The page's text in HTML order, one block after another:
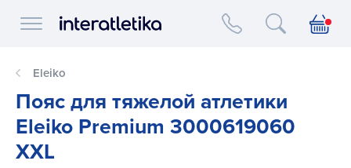
Interatletika logo
Eleiko
Пояс для тяжелой атлетики
Eleiko Premium 3000619060
XXL